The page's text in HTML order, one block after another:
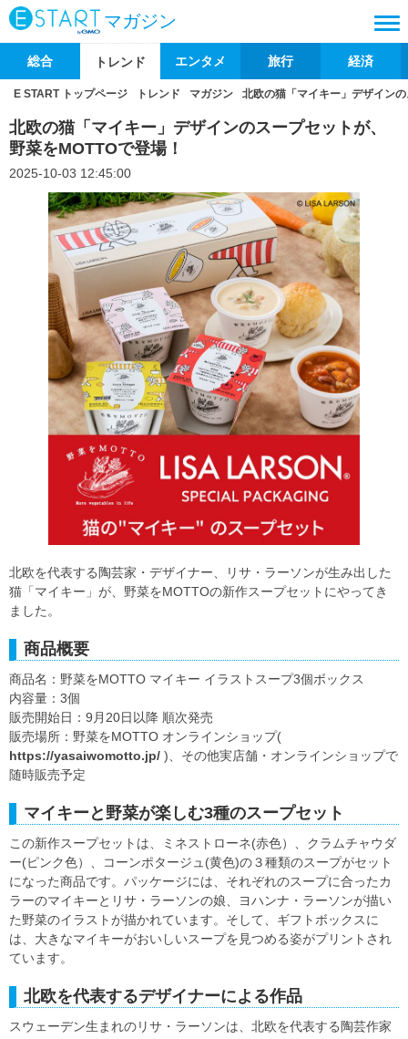
マガジン
総合 トレンド エンタメ 旅行 経済
E START トップページ トレンド マガジン 北欧の猫「マイキー」デザイン
北欧の猫「マイキー」デザインのスープセットが、
野菜をMOTTOで登場！
2025-10-03 12:45:00
北欧を代表する陶芸家・デザイナー、リサ・ラーソンが生み出した
猫「マイキー」が、野菜をMOTTOの新作スープセットにやってき
ました。
商品概要
商品名：野菜をMOTTO マイキー イラストスープ3個ボックス
内容量：3個
販売開始日：9月20日以降 順次発売
販売場所：野菜をMOTTO オンラインショップ(
https://yasaiwomotto.jp/ )、その他実店舗・オンラインショップで
随時販売予定
マイキーと野菜が楽しむ3種のスープセット
この新作スープセットは、ミネストローネ(赤色）、クラムチャウダ
ー(ピンク色）、コーンポタージュ(黄色)の３種類のスープがセット
になった商品です。パッケージには、それぞれのスープに合ったカ
ラーのマイキーとリサ・ラーソンの娘、ヨハンナ・ラーソンが描い
た野菜のイラストが描かれています。そして、ギフトボックスに
は、大きなマイキーがおいしいスープを見つめる姿がプリントされ
ています。
北欧を代表するデザイナーによる作品
スウェーデン生まれのリサ・ラーソンは、北欧を代表する陶芸作家